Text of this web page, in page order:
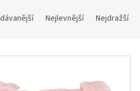
Nejlevnější Nejdražší